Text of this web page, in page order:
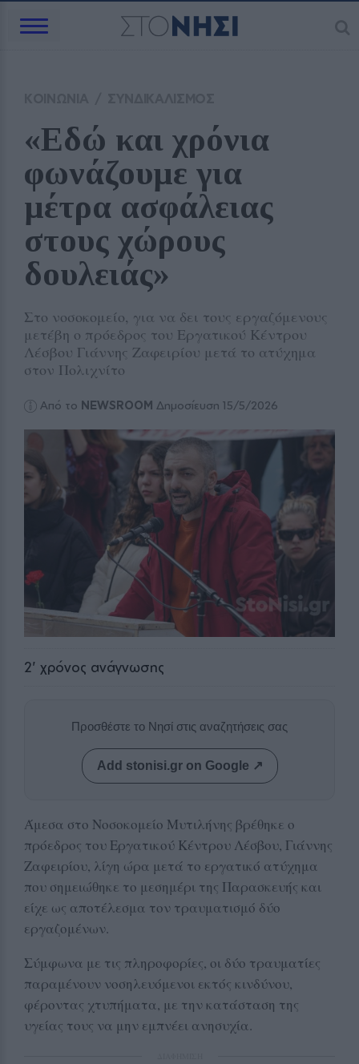
«Εδώ και χρόνια
φωνάζουμε για
μέτρα ασφάλειας
στους χώρους
δουλειάς»
Στο νοσοκομείο, για να δει τους εργαζόμενους
μετέβη ο πρόεδρος του Εργατικού Κέντρου
Λέσβου Γιάννης Ζαφειρίου μετά το ατύχημα
στον Πολιχνίτο
Από το NEWSROOM Δημοσίευση 15/5/2026
2' χρόνος ανάγνωσης
Προσθέστε το Νησί στις αναζητήσεις σας
Add stonisi.gr on Google ↗
Άμεσα στο Νοσοκομείο Μυτιλήνης βρέθηκε ο
πρόεδρος του Εργατικού Κέντρου Λέσβου, Γιάννης
Ζαφειρίου, λίγη ώρα μετά το εργατικό ατύχημα
που σημειώθηκε το μεσημέρι της Παρασκευής και
είχε ως αποτέλεσμα τον τραυματισμό δύο
εργαζομένων.
Σύμφωνα με τις πληροφορίες, οι δύο τραυματίες
παραμένουν νοσηλευόμενοι εκτός κινδύνου,
φέροντας χτυπήματα, με την κατάσταση της
υγείας τους να μην εμπνέει ανησυχία.